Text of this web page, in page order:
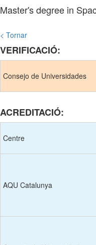
Master's degree in
< Tornar
VERIFICACIÓ:
Consejo de Universidades
ACREDITACIÓ:
Centre
AQU Catalunya